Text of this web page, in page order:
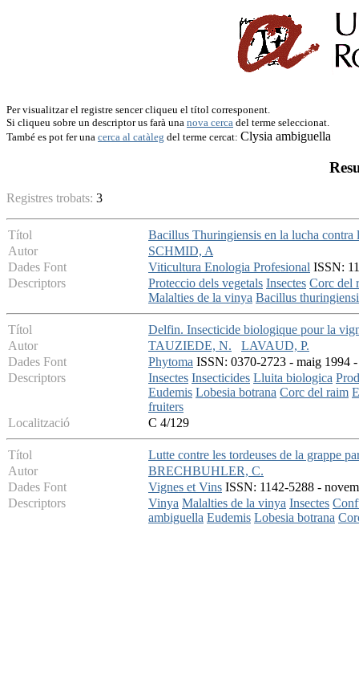
Per visualitzar el registre sencer cliqueu el títol corresponent.
Si cliqueu sobre un descriptor us farà una nova cerca del terme seleccionat.
També es pot fer una cerca al catàleg del terme cercat: Clysia ambiguella
Registres trobats: 3
Títol
Bacillus Thuringiensis en la lucha contra
Autor
SCHMID, A
Dades Font
Viticultura Enologia Profesional ISSN:
Descriptors
Proteccio dels vegetals Insectes Corc del
Malalties de la vinya Bacillus
Títol
Delfin. Insecticide biologique pour la
Autor
TAUZIEDE, N.
LAVAUD, P.
Dades Font
Phytoma ISSN: 0370-2723 - maig 1994
Descriptors
Insectes Insecticides Lluita biologica
Eudemis Lobesia botrana Corc del raim
fruiters
Localització
C 4/129
Títol
Lutte contre les tordeuses de la grappe
Autor
BRECHBUHLER, C.
Dades Font
Vignes et Vins ISSN: 1142-5288 -
Descriptors
Vinya Malalties de la vinya Insectes
ambiguella Eudemis Lobesia botrana